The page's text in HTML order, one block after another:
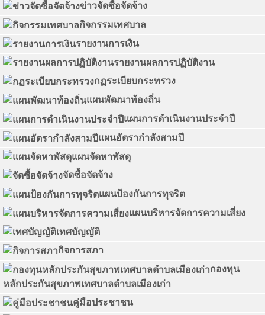
ข่าวจัดซื้อจัดจ้าง
กิจกรรมเทศบาล
รายงานการเงิน
รายงานผลการปฏิบัติงาน
กฏระเบียบกระทรวง
แผนพัฒนาท้องถิ่น
แผนการดำเนินงานประจำปี
แผนอัตรากำลังสามปี
แผนจัดหาพัสดุ
จัดซื้อจัดจ้าง
แผนป้องกันการทุจริต
แผนบริหารจัดการความเสี่ยง
เทศบัญญัติ
กิจการสภา
กองทุน
หลักประกันสุขภาพเทศบาลตำบลเมืองเก่า
คู่มือประชาชน